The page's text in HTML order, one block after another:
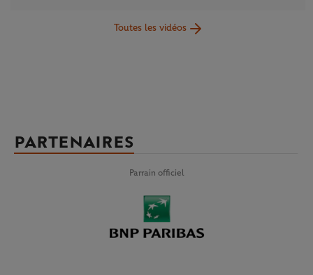
Toutes les vidéos
PARTENAIRES
Parrain officiel